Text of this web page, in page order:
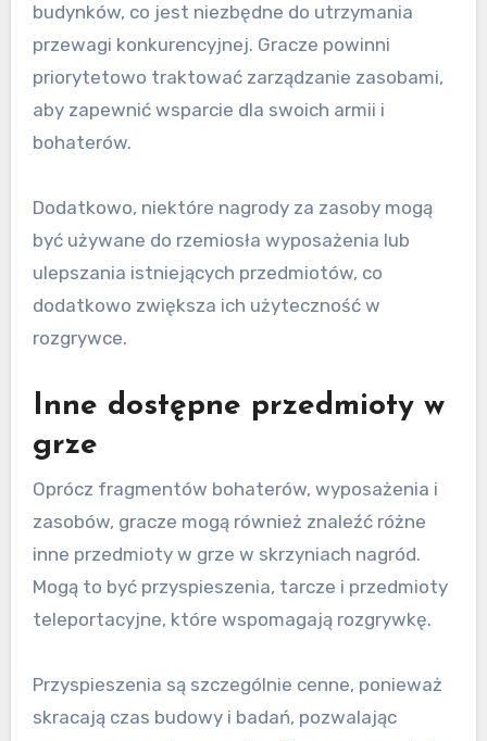
budynków, co jest niezbędne do utrzymania
przewagi konkurencyjnej. Gracze powinni
priorytetowo traktować zarządzanie zasobami,
aby zapewnić wsparcie dla swoich armii i
bohaterów.
Dodatkowo, niektóre nagrody za zasoby mogą
być używane do rzemiosła wyposażenia lub
ulepszania istniejących przedmiotów, co
dodatkowo zwiększa ich użyteczność w
rozgrywce.
Inne dostępne przedmioty w
grze
Oprócz fragmentów bohaterów, wyposażenia i
zasobów, gracze mogą również znaleźć różne
inne przedmioty w grze w skrzyniach nagród.
Mogą to być przyspieszenia, tarcze i przedmioty
teleportacyjne, które wspomagają rozgrywkę.
Przyspieszenia są szczególnie cenne, ponieważ
skracają czas budowy i badań, pozwalając